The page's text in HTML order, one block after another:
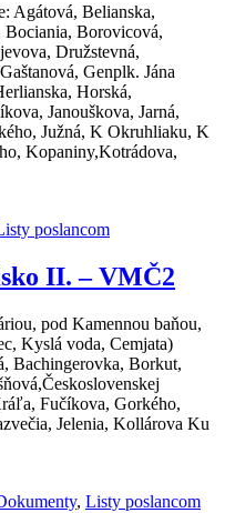
Agátová, Belianska,
Borovicová,
Družstevná,
Genplk. Jána
Horská,
Janouškova, Jarná,
Južná, K Okruhliaku, K
Kopaniny,Kotrádova,
poslancom
II. – VMČ2
pod Kamennou baňou,
Kyslá voda, Cemjata)
Bachingerovka, Borkut,
Fučíkova, Gorkého,
Jelenia, Kollárova Ku
, Listy poslancom